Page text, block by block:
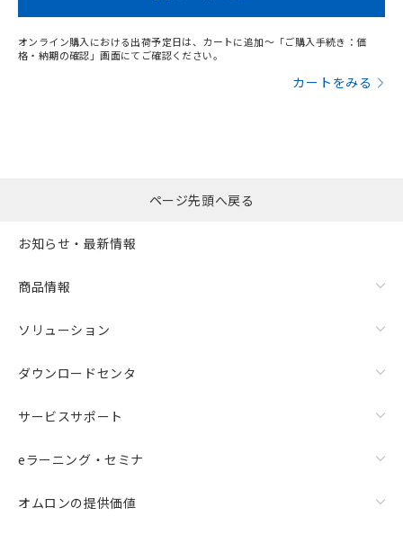
オンライン購入における出荷予定日は、カートに追加～「ご購入手続き：価
格・納期の確認」画面にてご確認ください。
カートをみる
ページ先頭へ戻る
お知らせ・最新情報
商品情報
ソリューション
ダウンロードセンタ
サービスサポート
eラーニング・セミナ
オムロンの提供価値